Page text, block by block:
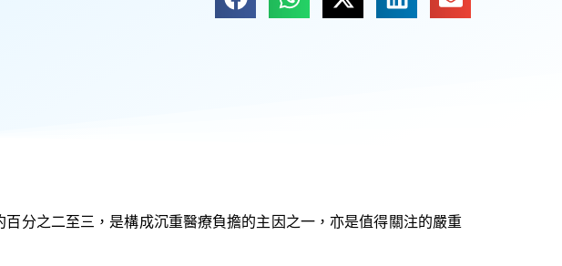
分之二至三，是構成沉重醫療負擔的主因之一，亦是值得關注的嚴重